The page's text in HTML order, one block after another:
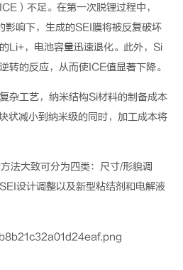
ICE ）不足。在第一次脱锂过程中，
影响下，生成的SEI膜将被反复破坏
Li+，电池容量迅速退化。此外， Si
转的反应，从而使ICE值显著下降。
杂工艺，纳米结构Si材料的制备成本
状减小到纳米级的同时，加工成本将
法大致可分为四类：尺寸/形貌调
SEI设计调整以及新型粘结剂和电解液